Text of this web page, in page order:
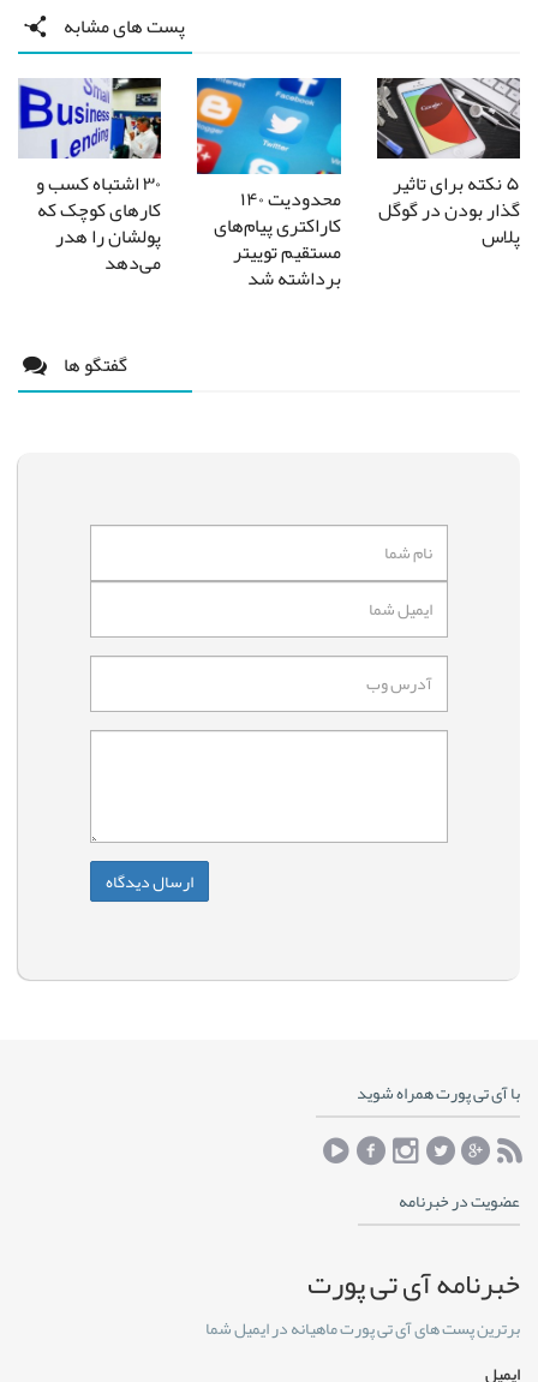
پست های مشابه
۵ نکته برای تاثیر
گذار بودن در گوگل
پلاس
محدودیت ۱۴۰
کاراکتری پیام‌های
مستقیم توییتر
برداشته شد
۳۰ اشتباه کسب و
کارهای کوچک که
پولشان را هدر
می‌دهد
گفتگو ها
با آی تی پورت همراه شوید
عضویت در خبرنامه
خبرنامه آی تی پورت
برترین پست های آی تی پورت ماهیانه در ایمیل شما
ایمیل